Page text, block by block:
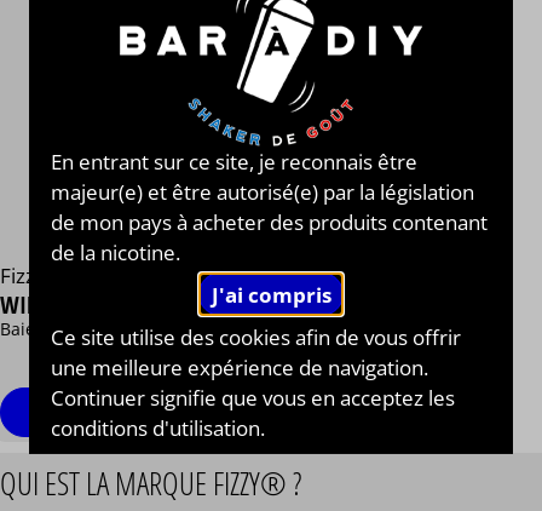
Fizzy®
WILDBERRIES
Baies des bois, Frais
13,90 € / 50 ml
Personnaliser
QUI EST LA MARQUE FIZZY® ?
En entrant sur ce site, je reconnais être
majeur(e) et être autorisé(e) par la législation
de mon pays à acheter des produits contenant
de la nicotine.
Ce site utilise des cookies afin de vous offrir
une meilleure expérience de navigation.
Continuer signifie que vous en acceptez les
conditions d'utilisation.